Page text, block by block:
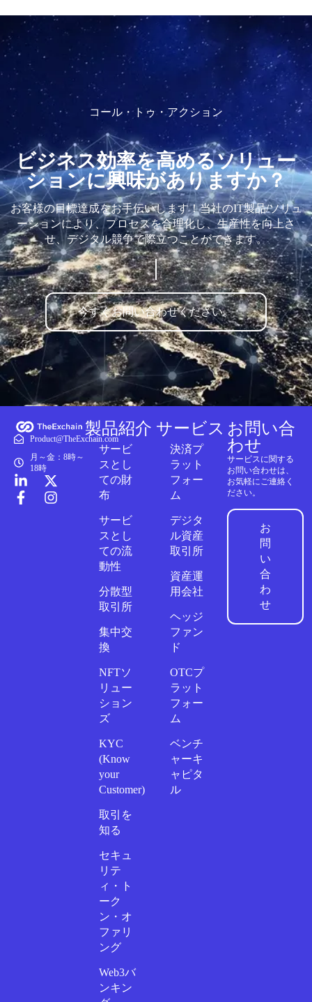
コール・トゥ・アクション
ビジネス効率を高めるソリュー
ションに興味がありますか？
お客様の目標達成をお手伝いします！当社のIT製品/ソリュ
ーションにより、プロセスを合理化し、生産性を向上さ
せ、デジタル競争で際立つことができます。
今すぐお問い合わせください。
Product@TheExchain.com
月～金：8時～
18時
製品紹介
サービ
スとし
ての財
布
サービ
スとし
ての流
動性
分散型
取引所
集中交
換
NFTソ
リュー
ション
ズ
KYC
(Know
your
Customer)
取引を
知る
セキュ
リテ
ィ・ト
ーク
ン・オ
ファリ
ング
Web3バ
ンキン
サービス
決済プ
ラット
フォー
ム
デジタ
ル資産
取引所
資産運
用会社
ヘッジ
ファン
ド
OTCプ
ラット
フォー
ム
ベンチ
ャーキ
ャピタ
ル
お問い合
わせ
サービスに関する
お問い合わせは、
お気軽にご連絡く
ださい。
お
問
い
合
わ
せ